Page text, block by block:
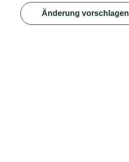
Änderung vorschlagen